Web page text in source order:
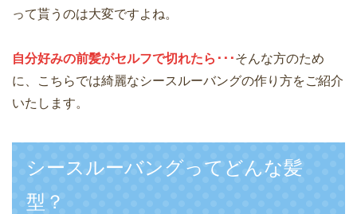
って貰うのは大変ですよね。
自分好みの前髪がセルフで切れたら･･･そんな方のため
に、こちらでは綺麗なシースルーバングの作り方をご紹介
いたします。
シースルーバングってどんな髪
型？